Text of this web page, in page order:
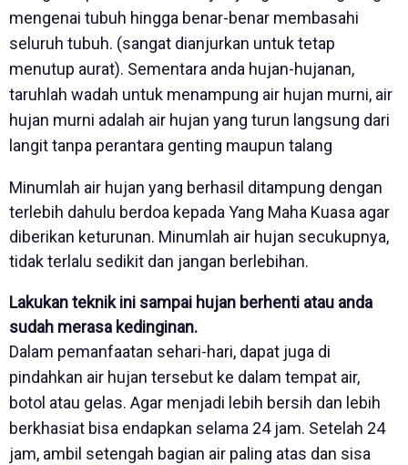
mengenai tubuh hingga benar-benar membasahi
seluruh tubuh. (sangat dianjurkan untuk tetap
menutup aurat). Sementara anda hujan-hujanan,
taruhlah wadah untuk menampung air hujan murni, air
hujan murni adalah air hujan yang turun langsung dari
langit tanpa perantara genting maupun talang
Minumlah air hujan yang berhasil ditampung dengan
terlebih dahulu berdoa kepada Yang Maha Kuasa agar
diberikan keturunan. Minumlah air hujan secukupnya,
tidak terlalu sedikit dan jangan berlebihan.
Lakukan teknik ini sampai hujan berhenti atau anda
sudah merasa kedinginan.
Dalam pemanfaatan sehari-hari, dapat juga di
pindahkan air hujan tersebut ke dalam tempat air,
botol atau gelas. Agar menjadi lebih bersih dan lebih
berkhasiat bisa endapkan selama 24 jam. Setelah 24
jam, ambil setengah bagian air paling atas dan sisa